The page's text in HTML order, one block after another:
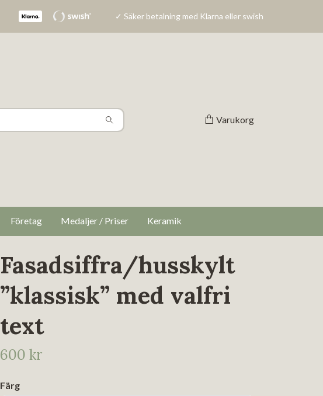
✓ Säker betalning med Klarna eller swish
Varukorg
Företag Medaljer / Priser Keramik
Fasadsiffra/husskylt
”klassisk” med valfri
text
600 kr
Färg